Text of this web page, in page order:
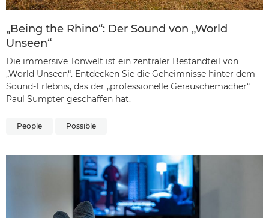
„Being the Rhino“: Der Sound von „World
Unseen“
Die immersive Tonwelt ist ein zentraler Bestandteil von
„World Unseen“. Entdecken Sie die Geheimnisse hinter dem
Sound-Erlebnis, das der „professionelle Geräuschemacher“
Paul Sumpter geschaffen hat.
People Possible